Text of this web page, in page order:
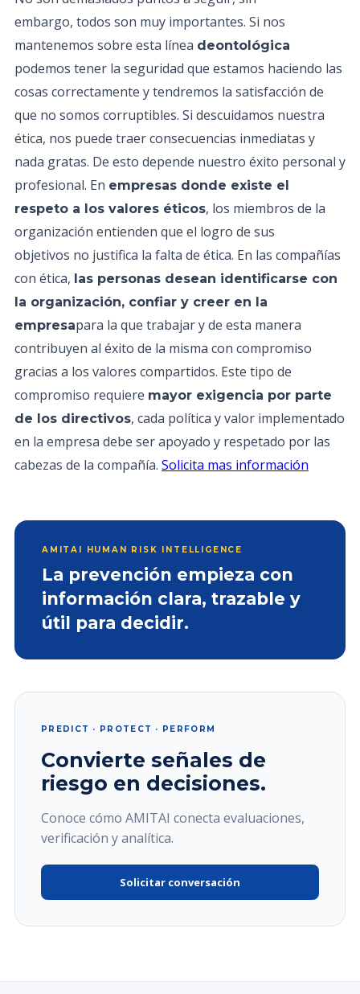
embargo, todos son muy importantes. Si nos
mantenemos sobre esta línea deontológica
podemos tener la seguridad que estamos haciendo las
cosas correctamente y tendremos la satisfacción de
que no somos corruptibles. Si descuidamos nuestra
ética, nos puede traer consecuencias inmediatas y
nada gratas. De esto depende nuestro éxito personal y
profesional. En empresas donde existe el
respeto a los valores éticos, los miembros de la
organización entienden que el logro de sus
objetivos no justifica la falta de ética. En las compañías
con ética, las personas desean identificarse con
la organización, confiar y creer en la
empresapara la que trabajar y de esta manera
contribuyen al éxito de la misma con compromiso
gracias a los valores compartidos. Este tipo de
compromiso requiere mayor exigencia por parte
de los directivos, cada política y valor implementado
en la empresa debe ser apoyado y respetado por las
cabezas de la compañía. Solicita mas información
AMITAI HUMAN RISK INTELLIGENCE
La prevención empieza con
información clara, trazable y
útil para decidir.
PREDICT · PROTECT · PERFORM
Convierte señales de
riesgo en decisiones.
Conoce cómo AMITAI conecta evaluaciones,
verificación y analítica.
Solicitar conversación